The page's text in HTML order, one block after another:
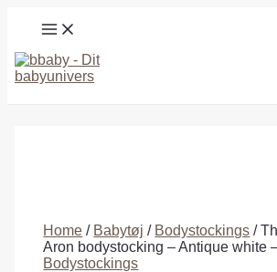
MAIN
MENU
Home / Babytøj / Bodystockings /
Aron bodystocking – Antique white
Bodystockings